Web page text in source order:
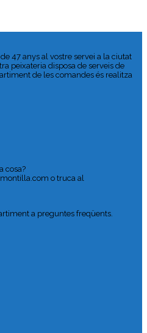
47 anys al vostre servei a la ciutat
peixateria disposa de serveis de
de les comandes és realitza
cosa?
o truca al
a preguntes freqüents.